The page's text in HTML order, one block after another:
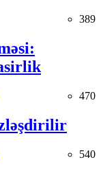
389
470
540